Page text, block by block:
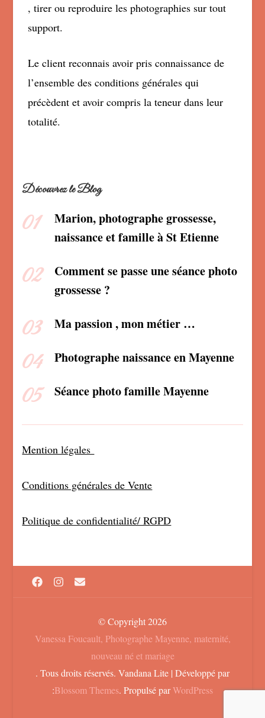
, tirer ou reproduire les photographies sur tout
support.
Le client reconnais avoir pris connaissance de
l’ensemble des conditions générales qui
précèdent et avoir compris la teneur dans leur
totalité.
Découvrez le Blog
Marion, photographe grossesse,
naissance et famille à St Etienne
Comment se passe une séance photo
grossesse ?
Ma passion , mon métier …
Photographe naissance en Mayenne
Séance photo famille Mayenne
Mention légales
Conditions générales de Vente
Politique de confidentialité/ RGPD
© Copyright 2026
Vanessa Foucault, Photographe Mayenne, maternité,
nouveau né et mariage
. Tous droits réservés. Vandana Lite | Développé par
:Blossom Themes. Propulsé parWordPress